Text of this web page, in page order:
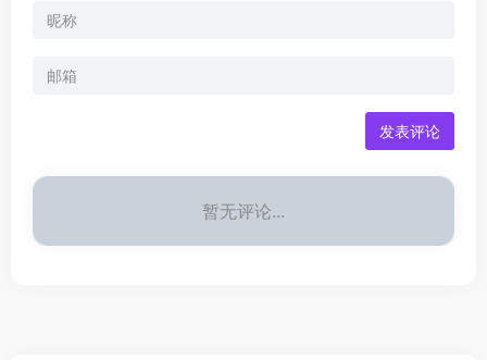
发表评论
暂无评论...